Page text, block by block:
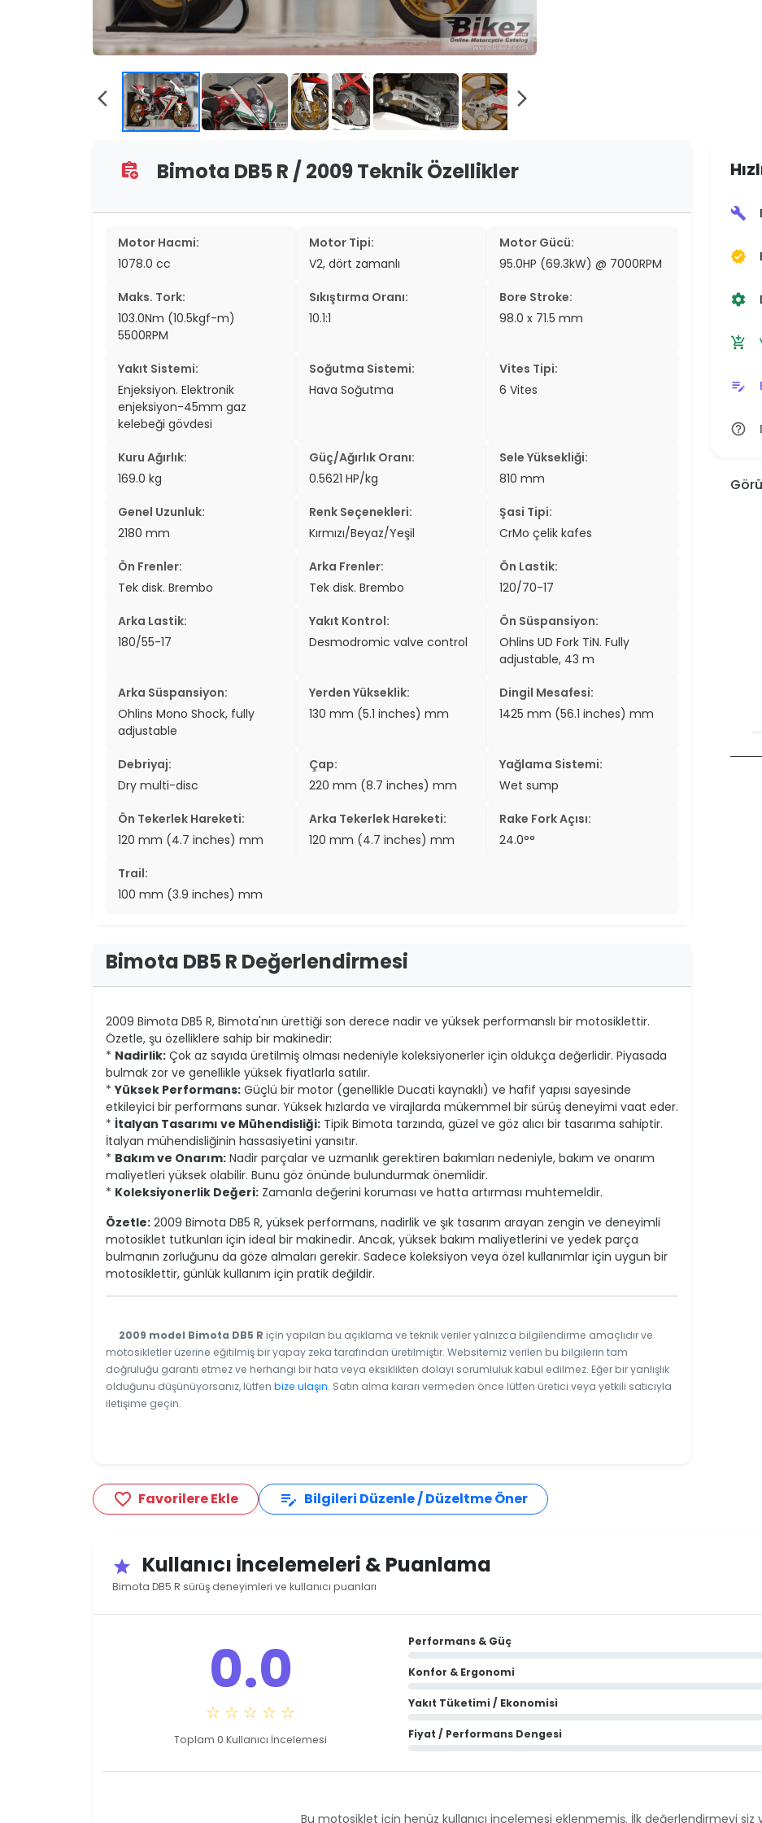
two_wheeler
grid_view
search
arrow_back_ios arrow_forward_ios
assignment_add Bimota DB5 R / 2009 Teknik Özellikler
Motor Hacmi:
1078.0 cc
Motor Tipi:
V2, dört zamanlı
Motor Gücü:
95.0HP (69.3kW) @ 7000RPM
Maks. Tork:
103.0Nm (10.5kgf-m)
5500RPM
Sıkıştırma Oranı:
10.1:1
Bore Stroke:
98.0 x 71.5 mm
Yakıt Sistemi:
Enjeksiyon. Elektronik
enjeksiyon-45mm gaz
kelebeği gövdesi
Soğutma Sistemi:
Hava Soğutma
Vites Tipi:
6 Vites
Kuru Ağırlık:
169.0 kg
Güç/Ağırlık Oranı:
0.5621 HP/kg
Sele Yüksekliği:
810 mm
Genel Uzunluk:
2180 mm
Renk Seçenekleri:
Kırmızı/Beyaz/Yeşil
Şasi Tipi:
CrMo çelik kafes
Ön Frenler:
Tek disk. Brembo
Arka Frenler:
Tek disk. Brembo
Ön Lastik:
120/70-17
Arka Lastik:
180/55-17
Yakıt Kontrol:
Desmodromic valve control
Ön Süspansiyon:
Ohlins UD Fork TiN. Fully
adjustable, 43 m
Arka Süspansiyon:
Ohlins Mono Shock, fully
adjustable
Yerden Yükseklik:
130 mm (5.1 inches) mm
Dingil Mesafesi:
1425 mm (56.1 inches) mm
Debriyaj:
Dry multi-disc
Çap:
220 mm (8.7 inches) mm
Yağlama Sistemi:
Wet sump
Ön Tekerlek Hareketi:
120 mm (4.7 inches) mm
Arka Tekerlek Hareketi:
120 mm (4.7 inches) mm
Rake Fork Açısı:
24.0°°
Trail:
100 mm (3.9 inches) mm
Bimota DB5 R Değerlendirmesi
2009 Bimota DB5 R, Bimota'nın ürettiği son derece nadir ve yüksek performanslı bir motosiklettir.
Özetle, şu özelliklere sahip bir makinedir:
* Nadirlik: Çok az sayıda üretilmiş olması nedeniyle koleksiyonerler için oldukça değerlidir. Piyasada
bulmak zor ve genellikle yüksek fiyatlarla satılır.
*Yüksek Performans: Güçlü bir motor (genellikle Ducati kaynaklı) ve hafif yapısı sayesinde
etkileyici bir performans sunar. Yüksek hızlarda ve virajlarda mükemmel bir sürüş deneyimi vaat eder.
* İtalyan Tasarımı ve Mühendisliği: Tipik Bimota tarzında, güzel ve göz alıcı bir tasarıma sahiptir.
İtalyan mühendisliğinin hassasiyetini yansıtır.
* Bakım ve Onarım: Nadir parçalar ve uzmanlık gerektiren bakımları nedeniyle, bakım ve onarım
maliyetleri yüksek olabilir. Bunu göz önünde bulundurmak önemlidir.
* Koleksiyonerlik Değeri: Zamanla değerini koruması ve hatta artırması muhtemeldir.
Özetle: 2009 Bimota DB5 R, yüksek performans, nadirlik ve şık tasarım arayan zengin ve deneyimli
motosiklet tutkunları için ideal bir makinedir. Ancak, yüksek bakım maliyetlerini ve yedek parça
bulmanın zorluğunu da göze almaları gerekir. Sadece koleksiyon veya özel kullanımlar için uygun bir
motosiklettir, günlük kullanım için pratik değildir.
2009 model Bimota DB5 R için yapılan bu açıklama ve teknik veriler yalnızca bilgilendirme amaçlıdır ve
motosikletler üzerine eğitilmiş bir yapay zeka tarafından üretilmiştir. Websitemiz verilen bu bilgilerin tam
doğruluğu garanti etmez ve herhangi bir hata veya eksiklikten dolayı sorumluluk kabul edilmez. Eğer bir yanlışlık
olduğunu düşünüyorsanız, lütfen bize ulaşın. Satın alma kararı vermeden önce lütfen üretici veya yetkili satıcıyla
iletişime geçin.
build
verified
settings
add_shopping_cart
edit_note
help_outline
favorite_border Favorilere Ekle edit_note Bilgileri Düzenle / Düzeltme Öner
star Kullanıcı İncelemeleri & Puanlama
Bimota DB5 R sürüş deneyimleri ve kullanıcı puanları
0.0
☆ ☆ ☆ ☆ ☆
Toplam 0 Kullanıcı İncelemesi
Performans & Güç
Konfor & Ergonomi
Yakıt Tüketimi / Ekonomisi
Fiyat / Performans Dengesi
Bu motosiklet için henüz kullanıcı incelemesi eklenmemiş. İlk değerlendirmeyi siz